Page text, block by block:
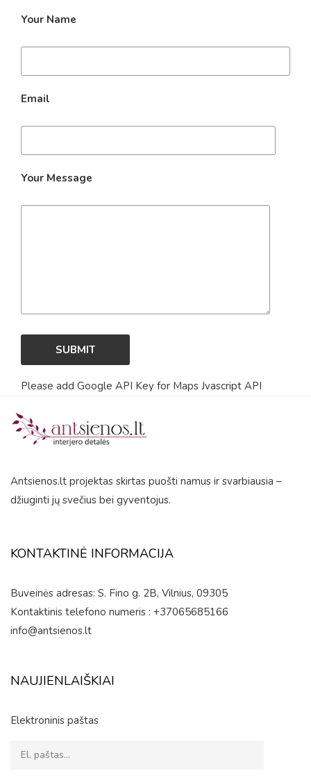
Your Name
Email
Your Message
Please add Google API Key for Maps Jvascript API
Antsienos.lt projektas skirtas puošti namus ir svarbiausia –
džiuginti jų svečius bei gyventojus.
KONTAKTINĖ INFORMACIJA
Buveinės adresas: S. Fino g. 2B, Vilnius, 09305
Kontaktinis telefono numeris : +37065685166
info@antsienos.lt
NAUJIENLAIŠKIAI
Elektroninis paštas